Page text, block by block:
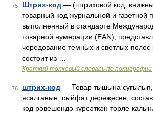
75 Штрих-код — (штриховой код,
товарный код журнальной и газетной
выполненный в стандарте
товарной нумерации (EAN),
чередование темных и светлых
состоит из …
Краткий толковый словарь по полиграфии
76 штрих-код — Товар тышына
ясалганын, сыйфат дәрәҗәсен,
код рәвешендә күрсәткән төрле